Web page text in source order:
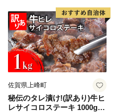
佐賀県上峰町
秘伝のタレ漬け!(訳あり)牛ヒ
レサイコロステーキ 1000g